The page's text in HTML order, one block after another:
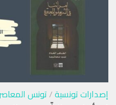
إصدارات تونسية/ تونس